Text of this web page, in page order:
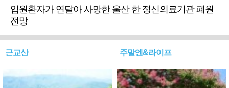
입원환자가 연달아 사망한 울산 한 정신의료기관 폐원
전망
근교산 주말엔&라이프